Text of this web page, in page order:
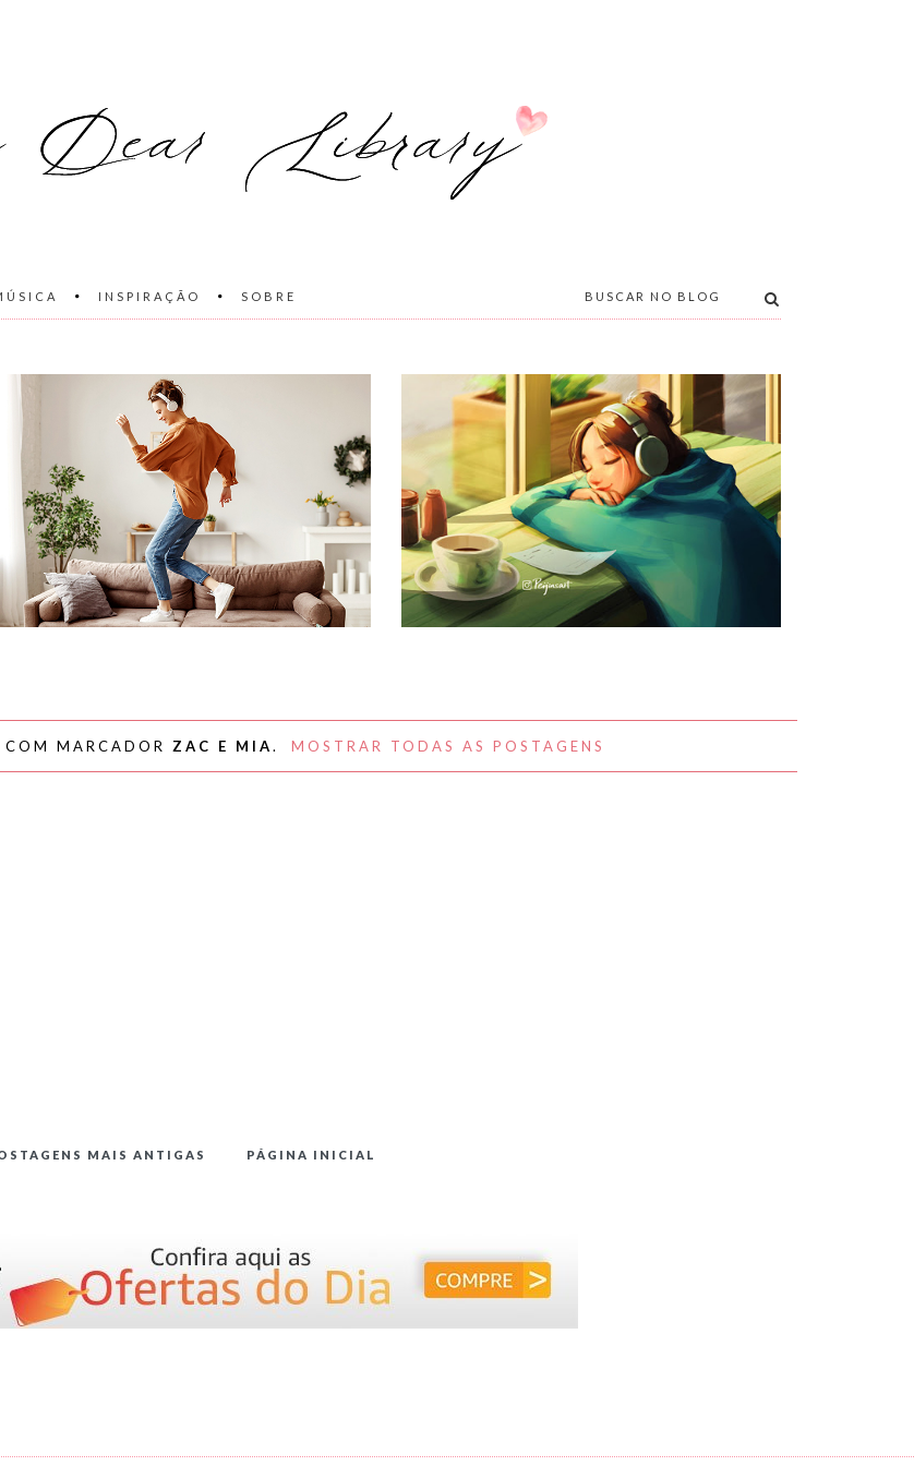
INSPIRAÇÃO SOBRE
MÓVEIS E DANÇAR
OBRAS DE PEIJIN YANG
MARCADOR ZAC E MIA. MOSTRAR TODAS AS POSTAGENS
MAIS ANTIGAS PÁGINA INICIAL